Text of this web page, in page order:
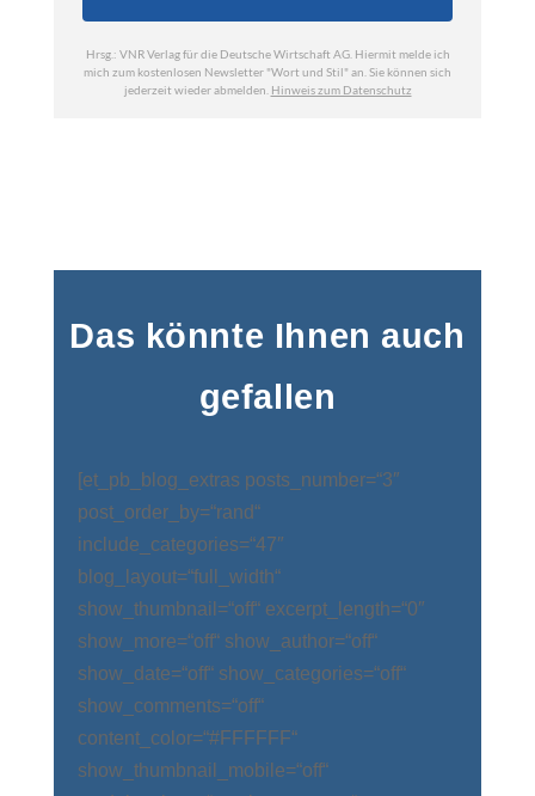
Das könnte Ihnen auch
gefallen
[et_pb_blog_extras posts_number=“3″
post_order_by=“rand“
include_categories=“47″
blog_layout=“full_width“
show_thumbnail=“off“ excerpt_length=“0″
show_more=“off“ show_author=“off“
show_date=“off“ show_categories=“off“
show_comments=“off“
content_color=“#FFFFFF“
show_thumbnail_mobile=“off“